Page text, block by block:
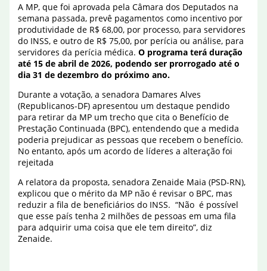
A MP, que foi aprovada pela Câmara dos Deputados na
semana passada, prevê pagamentos como incentivo por
produtividade de R$ 68,00, por processo, para servidores
do INSS, e outro de R$ 75,00, por perícia ou análise, para
servidores da perícia médica. O programa terá duração
até 15 de abril de 2026, podendo ser prorrogado até o
dia 31 de dezembro do próximo ano.
Durante a votação, a senadora Damares Alves
(Republicanos-DF) apresentou um destaque pendido
para retirar da MP um trecho que cita o Benefício de
Prestação Continuada (BPC), entendendo que a medida
poderia prejudicar as pessoas que recebem o benefício.
No entanto, após um acordo de líderes a alteração foi
rejeitada
A relatora da proposta, senadora Zenaide Maia (PSD-RN),
explicou que o mérito da MP não é revisar o BPC, mas
reduzir a fila de beneficiários do INSS. “Não é possível
que esse país tenha 2 milhões de pessoas em uma fila
para adquirir uma coisa que ele tem direito”, diz
Zenaide.